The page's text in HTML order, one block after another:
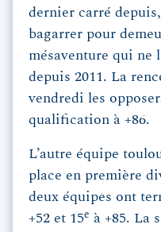
dernier carré
bagarrer pour
mésaventure qui ne
depuis 2011. La
vendredi les
qualification à +86.
L’autre équipe
place en première
deux équipes ont
+52 et 15e à +85. La